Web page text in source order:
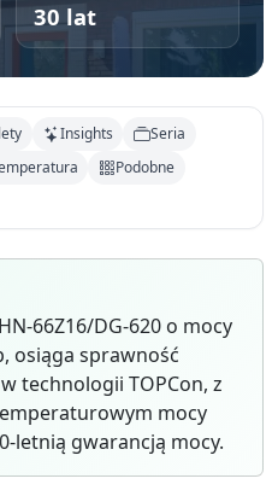
30 lat
Insights
Seria
Podobne
66Z16/DG-620 o mocy
osiąga sprawność
technologii TOPCon, z
mocy
letnią gwarancją mocy.